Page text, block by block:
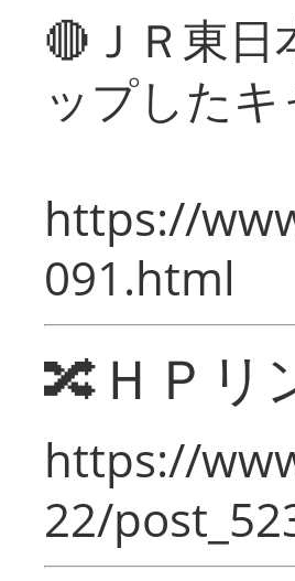
🔴ＪＲ東
ップした
https://
091.html
🔀ＨＰリ
https://
22/